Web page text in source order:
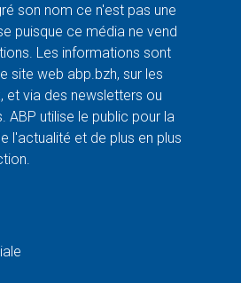
son nom ce n'est pas une
puisque ce média ne vend
Les informations sont
site web abp.bzh, sur les
et via des newsletters ou
ABP utilise le public pour la
l'actualité et de plus en plus